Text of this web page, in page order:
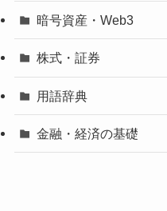
暗号資産・Web3
株式・証券
用語辞典
金融・経済の基礎